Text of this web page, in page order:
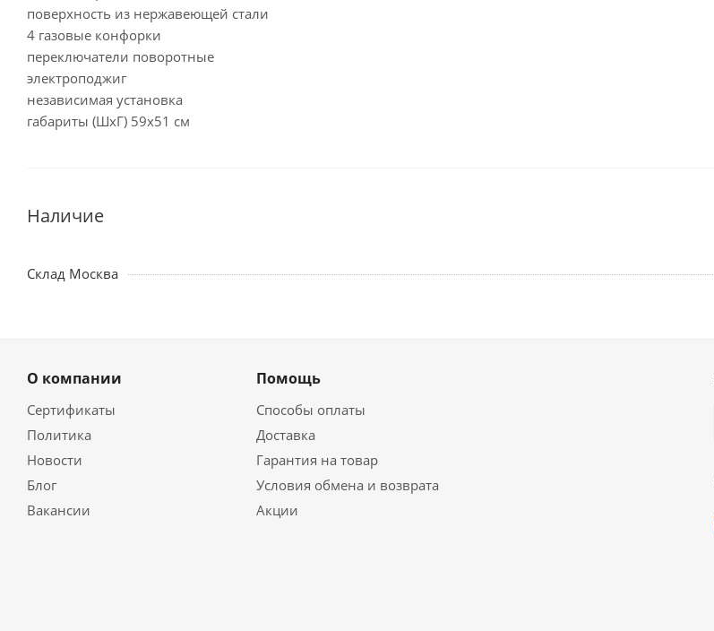
поверхность из нержавеющей стали
4 газовые конфорки
переключатели поворотные
электроподжиг
независимая установка
габариты (ШхГ) 59x51 см
Наличие
Склад Москва
О компании
Сертификаты
Политика
Новости
Блог
Вакансии
Помощь
Способы оплаты
Доставка
Гарантия на товар
Условия обмена и возврата
Акции